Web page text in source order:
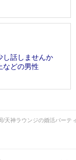
し話しませんか
どの男性
/天神ラウンジの婚活パーテ